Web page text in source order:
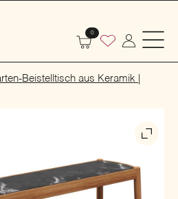
0
Beistelltisch aus Keramik |